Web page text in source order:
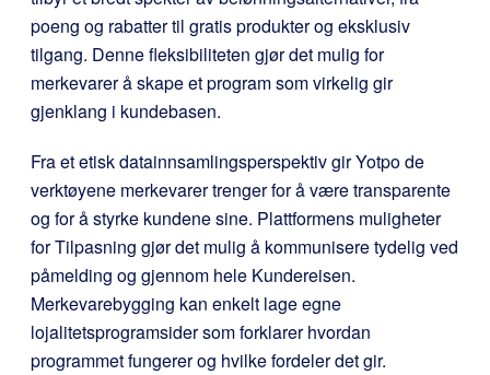
poeng og rabatter til gratis produkter og eksklusiv
tilgang. Denne fleksibiliteten gjør det mulig for
merkevarer å skape et program som virkelig gir
gjenklang i kundebasen.
Fra et etisk datainnsamlingsperspektiv gir Yotpo de
verktøyene merkevarer trenger for å være transparente
og for å styrke kundene sine. Plattformens muligheter
for Tilpasning gjør det mulig å kommunisere tydelig ved
påmelding og gjennom hele Kundereisen.
Merkevarebygging kan enkelt lage egne
lojalitetsprogramsider som forklarer hvordan
programmet fungerer og hvilke fordeler det gir.